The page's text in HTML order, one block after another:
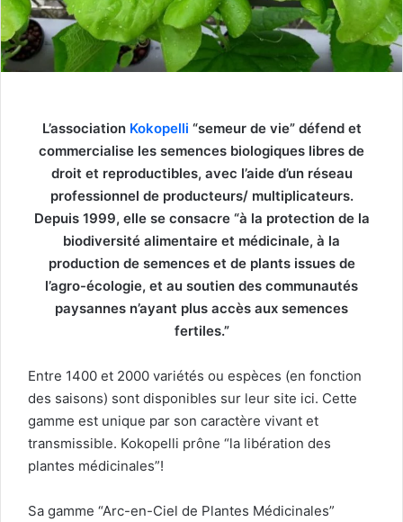
L’associationKokopelli “semeur de vie” défend et
commercialise les semences biologiques libres de
droit et reproductibles, avec l’aide d’un réseau
professionnel de producteurs/ multiplicateurs.
Depuis 1999, elle se consacre “à la protection de la
biodiversité alimentaire et médicinale, à la
production de semences et de plants issues de
l’agro-écologie, et au soutien des communautés
paysannes n’ayant plus accès aux semences
fertiles.”
Entre 1400 et 2000 variétés ou espèces (en fonction
des saisons) sont disponibles sur leur site ici. Cette
gamme est unique par son caractère vivant et
transmissible. Kokopelli prône “la libération des
plantes médicinales”!
Sa gamme “Arc-en-Ciel de Plantes Médicinales”